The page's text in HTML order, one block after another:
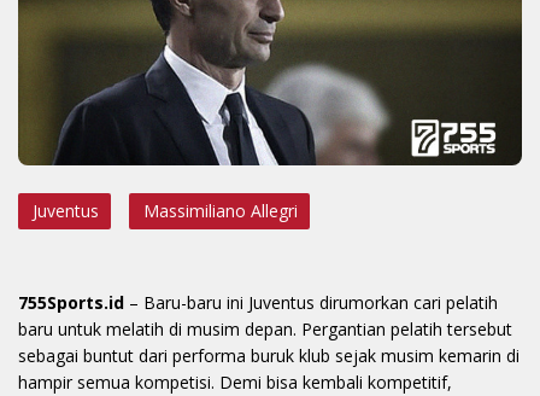
Juventus Massimiliano Allegri
755Sports.id – Baru-baru ini Juventus dirumorkan cari pelatih
baru untuk melatih di musim depan. Pergantian pelatih tersebut
sebagai buntut dari performa buruk klub sejak musim kemarin di
hampir semua kompetisi. Demi bisa kembali kompetitif,